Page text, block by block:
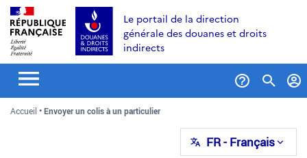
Aller
au
contenu
Aller
recherche
Aller
au
menu
Le portail de la direction
générale des douanes et droits
indirects
Accueil Envoyer un colis à un particulier
FR- Français